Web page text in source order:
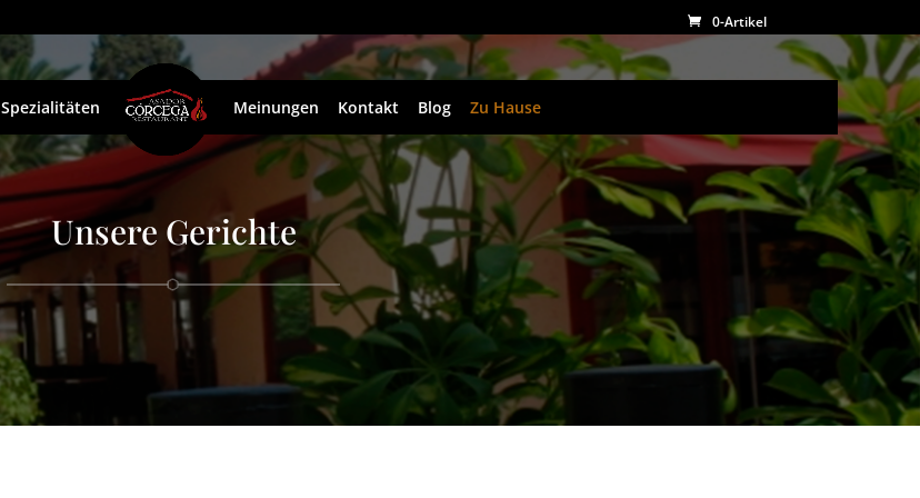
0-Artikel
Spezialitäten Meinungen Kontakt Blog Zu Hause
Unsere Gerichte